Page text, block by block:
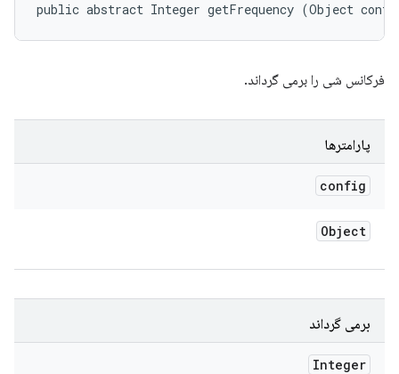
public abstract Integer getFrequency (Object
فرکانس شی را برمی گرداند.
پارامترها
config
Object
برمی گرداند
Integer